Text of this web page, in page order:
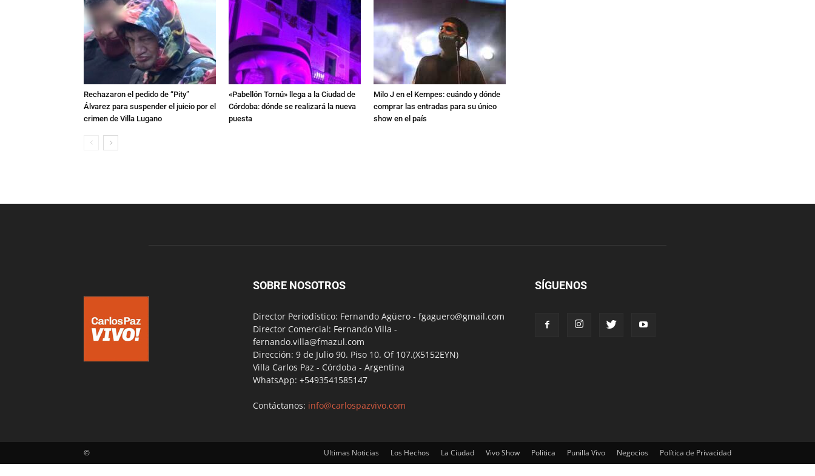
Rechazaron el pedido de “Pity”
Álvarez para suspender el juicio por el
crimen de Villa Lugano
«Pabellón Tornú» llega a la Ciudad de
Córdoba: dónde se realizará la nueva
puesta
Milo J en el Kempes: cuándo y dónde
comprar las entradas para su único
show en el país
SOBRE NOSOTROS
Director Periodístico: Fernando Agüero - fgaguero@gmail.com
Director Comercial: Fernando Villa -
fernando.villa@fmazul.com
Dirección: 9 de Julio 90. Piso 10. Of 107.(X5152EYN)
Villa Carlos Paz - Córdoba - Argentina
WhatsApp: +5493541585147
Contáctanos: info@carlospazvivo.com
SÍGUENOS
Ultimas Noticias Los Hechos La Ciudad Vivo Show Política Punilla Vivo Negocios Política de Privacidad
©